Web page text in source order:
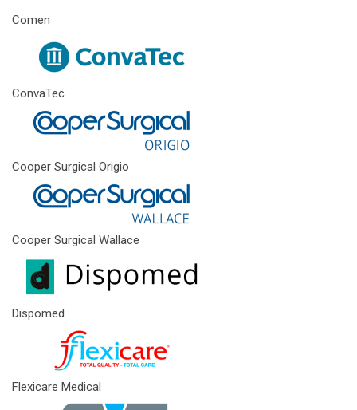
Comen
ConvaTec
Cooper Surgical Origio
Cooper Surgical Wallace
Dispomed
Flexicare Medical